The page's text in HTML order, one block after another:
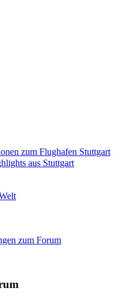
zum Flughafen Stuttgart
aus Stuttgart
zum Forum